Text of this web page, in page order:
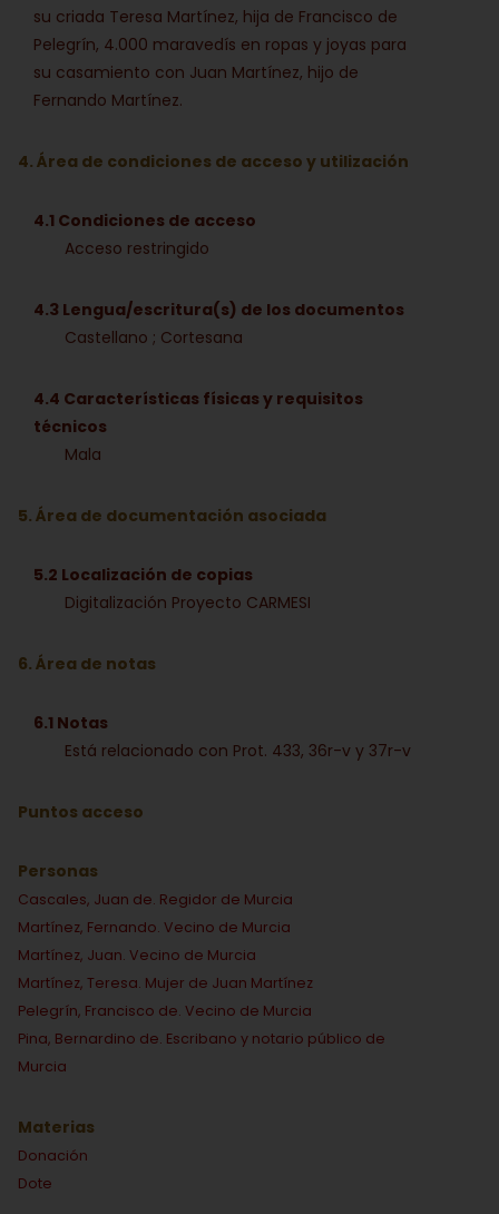
su criada Teresa Martínez, hija de Francisco de
Pelegrín, 4.000 maravedís en ropas y joyas para
su casamiento con Juan Martínez, hijo de
Fernando Martínez.
4. Área de condiciones de acceso y utilización
4.1 Condiciones de acceso
Acceso restringido
4.3 Lengua/escritura(s) de los documentos
Castellano ; Cortesana
4.4 Características físicas y requisitos
técnicos
Mala
5. Área de documentación asociada
5.2 Localización de copias
Digitalización Proyecto CARMESI
6. Área de notas
6.1 Notas
Está relacionado con Prot. 433, 36r-v y 37r-v
Puntos acceso
Personas
Cascales, Juan de. Regidor de Murcia
Martínez, Fernando. Vecino de Murcia
Martínez, Juan. Vecino de Murcia
Martínez, Teresa. Mujer de Juan Martínez
Pelegrín, Francisco de. Vecino de Murcia
Pina, Bernardino de. Escribano y notario público de
Murcia
Materias
Donación
Dote